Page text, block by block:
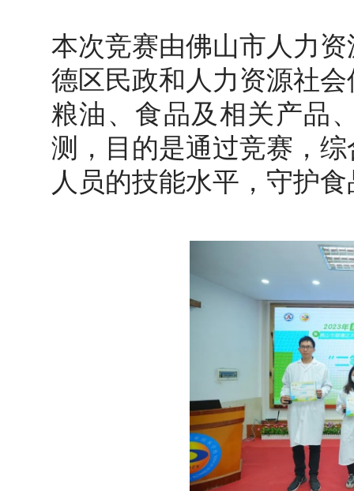
本次竞赛由佛山市人力
德区民政和人力资源社
粮油、食品及相关产品
测，目的是通过竞赛，
人员的技能水平，守护